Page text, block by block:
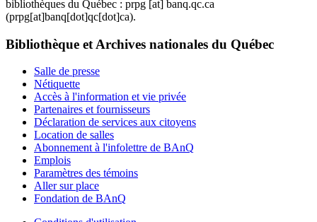
bibliothèques du Québec : prpg [at] banq.qc.ca
(prpg[at]banq[dot]qc[dot]ca).
Bibliothèque et Archives nationales du Québec
Salle de presse
Nétiquette
Accès à l'information et vie privée
Partenaires et fournisseurs
Déclaration de services aux citoyens
Location de salles
Abonnement à l'infolettre de BAnQ
Emplois
Paramètres des témoins
Aller sur place
Fondation de BAnQ